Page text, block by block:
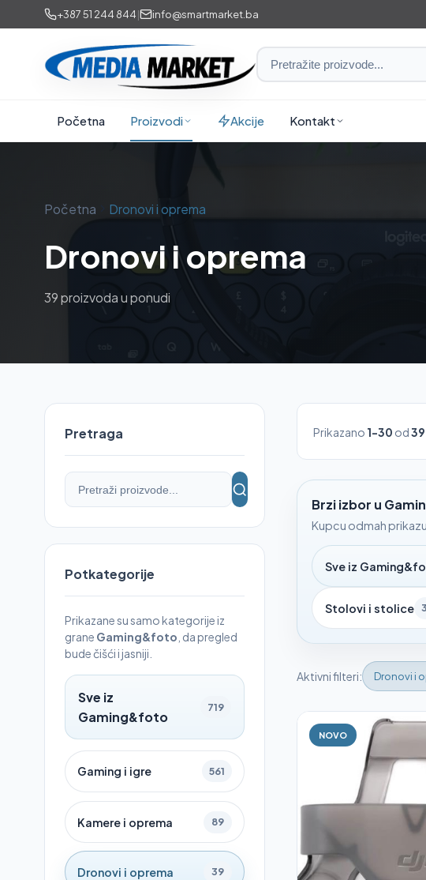
Preskoči
na
+387 51 244 844| info@smartmarket.ba
Smart
Media
Početna Proizvodi Akcije Kontakt
Početna Dronovi i oprema
Dronovi i oprema
39 proizvoda u ponudi
Pretraga
Potkategorije
Prikazane su samo kategorije iz
grane Gaming&foto , da pregled
bude čišći i jasniji.
Sve iz
Gaming&foto
719
Gaming i igre 561
Kamere i oprema 89
Dronovi i oprema 39
Prikazano 1-30 od39
Brzi izbor u
Kupcu odmah
Sve iz
Stolovi i stolice
Aktivni filteri: Dronovi i
NOVO